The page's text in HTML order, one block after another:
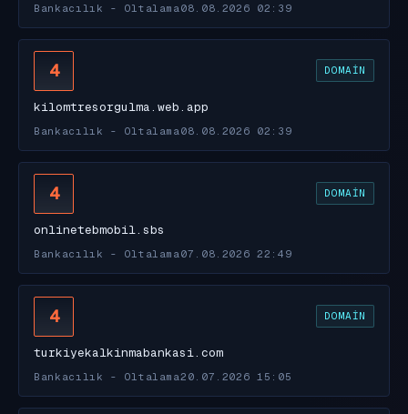
Bankacılık - Oltalama 08.08.2026 02:39
4 DOMAIN
kilomtresorgulma.web.app
Bankacılık - Oltalama 08.08.2026 02:39
4 DOMAIN
onlinetebmobil.sbs
Bankacılık - Oltalama 07.08.2026 22:49
4 DOMAIN
turkiyekalkinmabankasi.com
Bankacılık - Oltalama20.07.2026 15:05